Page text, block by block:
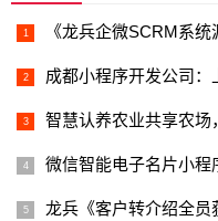
《龙兵企微SCRM系统源码
成都小程序开发公司：上
智慧认养农业共享农场，共
微信智能电子名片小程序源
龙兵《客户转介绍全员